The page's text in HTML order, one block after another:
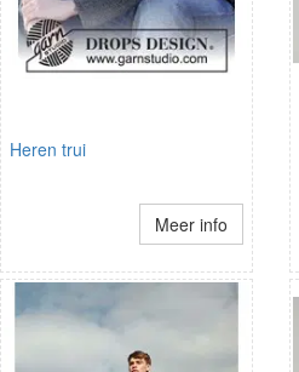
Heren trui
Meer info